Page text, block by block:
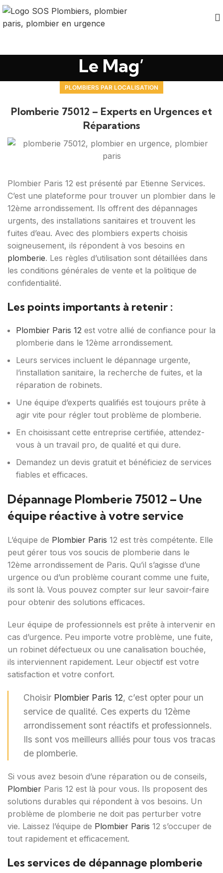
Le Mag’
PLOMBIERS PAR LOCALISATION
Plomberie 75012 – Experts en Urgences et
Réparations
Plombier Paris 12 est présenté par Etienne Services.
C’est une plateforme pour trouver un plombier dans le
12ème arrondissement. Ils offrent des dépannages
urgents, des installations sanitaires et trouvent les
fuites d’eau. Avec des plombiers experts choisis
soigneusement, ils répondent à vos besoins en
plomberie. Les règles d’utilisation sont détaillées dans
les conditions générales de vente et la politique de
confidentialité.
Les points importants à retenir :
Plombier Paris 12 est votre allié de confiance pour la
plomberie dans le 12ème arrondissement.
Leurs services incluent le dépannage urgente,
l’installation sanitaire, la recherche de fuites, et la
réparation de robinets.
Une équipe d’experts qualifiés est toujours prête à
agir vite pour régler tout problème de plomberie.
En choisissant cette entreprise certifiée, attendez-
vous à un travail pro, de qualité et qui dure.
Demandez un devis gratuit et bénéficiez de services
fiables et efficaces.
Dépannage Plomberie 75012 – Une
équipe réactive à votre service
L’équipe de Plombier Paris 12 est très compétente. Elle
peut gérer tous vos soucis de plomberie dans le
12ème arrondissement de Paris. Qu’il s’agisse d’une
urgence ou d’un problème courant comme une fuite,
ils sont là. Vous pouvez compter sur leur savoir-faire
pour obtenir des solutions efficaces.
Leur équipe de professionnels est prête à intervenir en
cas d’urgence. Peu importe votre problème, une fuite,
un robinet défectueux ou une canalisation bouchée,
ils interviennent rapidement. Leur objectif est votre
satisfaction et votre confort.
Choisir Plombier Paris 12, c’est opter pour un
service de qualité. Ces experts du 12ème
arrondissement sont réactifs et professionnels.
Ils sont vos meilleurs alliés pour tous vos tracas
de plomberie.
Si vous avez besoin d’une réparation ou de conseils,
Plombier Paris 12 est là pour vous. Ils proposent des
solutions durables qui répondent à vos besoins. Un
problème de plomberie ne doit pas perturber votre
vie. Laissez l’équipe de Plombier Paris 12 s’occuper de
tout rapidement et efficacement.
Les services de dépannage plomberie